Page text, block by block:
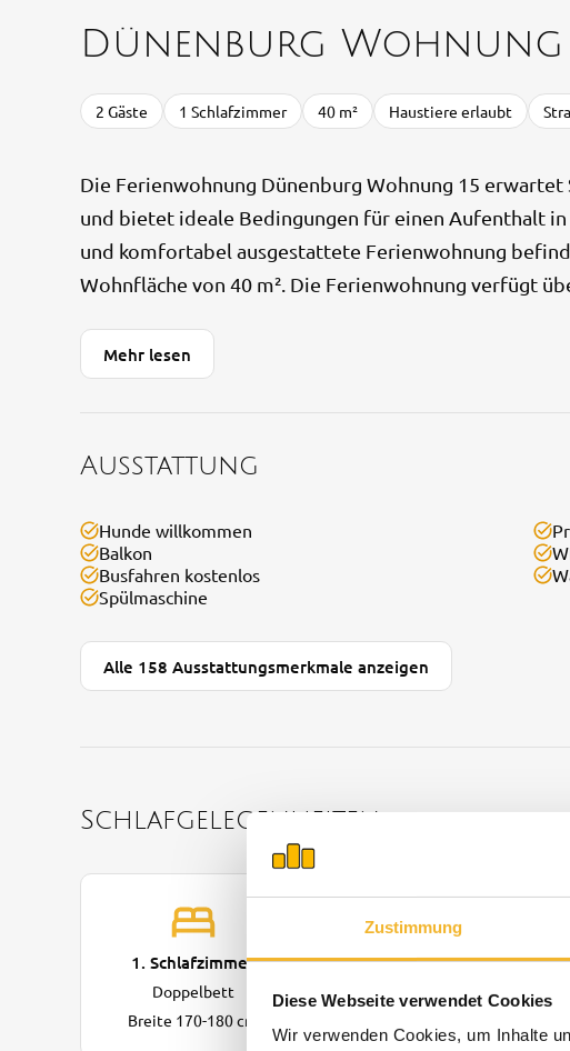
Zustimmung
Diese Webseite verwendet Cookies
Wir verwenden Cookies, um Inhalte
Dünenburg Wohnung
2 Gäste 1 Schlafzimmer 40 m² Haustiere erlaubt
Die Ferienwohnung Dünenburg Wohnung 15
und bietet ideale Bedingungen für einen Aufenthalt
und komfortabel ausgestattete Ferienwohnung
Wohnfläche von 40 m². Die Ferienwohnung verfügt
Mehr lesen
Ausstattung
Hunde willkommen
Balkon
Busfahren kostenlos
Spülmaschine
Alle 158 Ausstattungsmerkmale anzeigen
Schlafgelegenheiten
1. Schlafzimmer
Doppelbett
Breite 170-180 cm